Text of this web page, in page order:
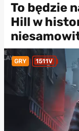
To będzie
Hill w
GRY 1511V